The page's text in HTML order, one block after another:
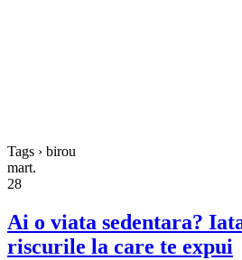
Tags › birou
mart.
28
Ai o viata sedentara?
riscurile la care te expui